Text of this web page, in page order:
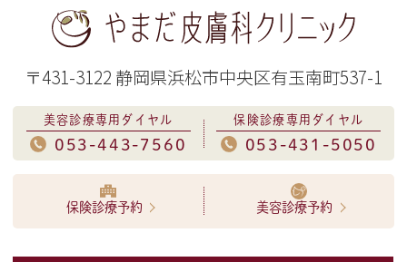
〒431-3122 静岡県浜松市中央区有玉南町537-1
美容診療専用ダイヤル
053-443-7560
保険診療専用ダイヤル
053-431-5050
保険診療予約 美容診療予約